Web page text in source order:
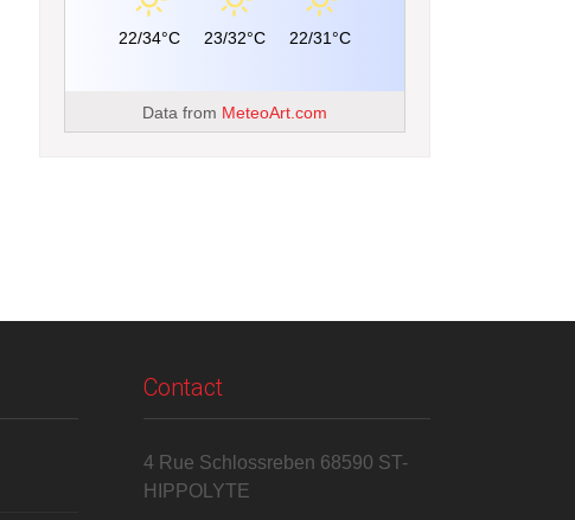
22/34°C 23/32°C 22/31°C
Data from MeteoArt.com
Contact
4 Rue Schlossreben 68590 ST-
HIPPOLYTE